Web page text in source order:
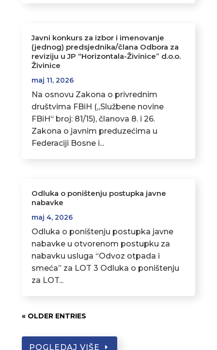
Javni konkurs za izbor i imenovanje
(jednog) predsjednika/člana Odbora za
reviziju u JP “Horizontala-Živinice” d.o.o.
Živinice
maj 11, 2026
Na osnovu Zakona o privrednim
društvima FBiH („Službene novine
FBiH“ broj: 81/15), članova 8. i 26.
Zakona o javnim preduzećima u
Federaciji Bosne i...
Odluka o poništenju postupka javne
nabavke
maj 4, 2026
Odluka o poništenju postupka javne
nabavke u otvorenom postupku za
nabavku usluga “Odvoz otpada i
smeća” za LOT 3 Odluka o poništenju
za LOT...
« OLDER ENTRIES
POGLEDAJ VIŠE